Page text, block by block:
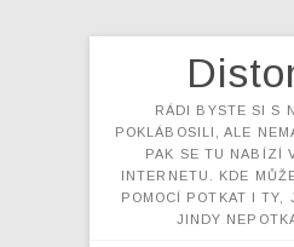
RÁDI BYSTE SI S
POKLÁBOSILI, ALE
PAK SE TU NABÍZÍ
INTERNETU. KDE
POMOCÍ POTKAT I TY,
JINDY